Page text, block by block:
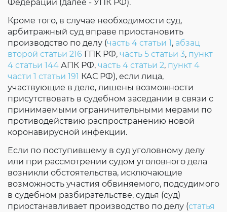
Федерации (далее - УПК РФ).
Кроме того, в случае необходимости суд,
арбитражный суд вправе приостановить
производство по делу (часть 4 статьи 1, абзац
второй статьи 216 ГПК РФ, часть 5 статьи 3, пункт
4 статьи 144 АПК РФ, часть 4 статьи 2, пункт 4
части 1 статьи 191 КАС РФ), если лица,
участвующие в деле, лишены возможности
присутствовать в судебном заседании в связи с
принимаемыми ограничительными мерами по
противодействию распространению новой
коронавирусной инфекции.
Если по поступившему в суд уголовному делу
или при рассмотрении судом уголовного дела
возникли обстоятельства, исключающие
возможность участия обвиняемого, подсудимого
в судебном разбирательстве, судья (суд)
приостанавливает производство по делу (статья